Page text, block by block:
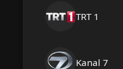
TRT 1
Kanal 7